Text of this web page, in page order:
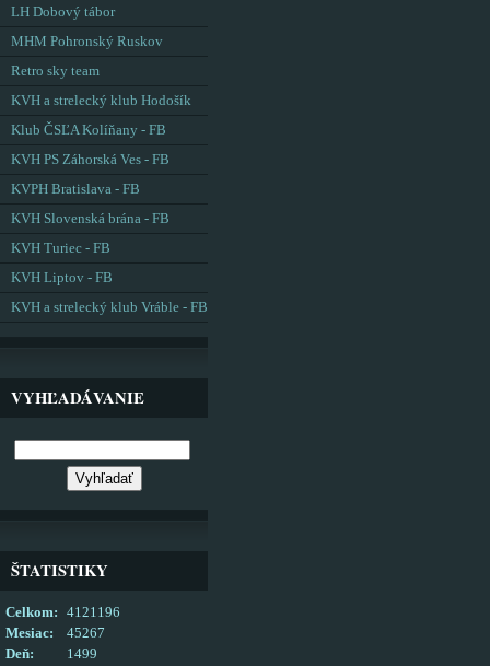
LH Dobový tábor
MHM Pohronský Ruskov
Retro sky team
KVH a strelecký klub Hodošík
Klub ČSĽA Kolíňany - FB
KVH PS Záhorská Ves - FB
KVPH Bratislava - FB
KVH Slovenská brána - FB
KVH Turiec - FB
KVH Liptov - FB
KVH a strelecký klub Vráble - FB
VYHĽADÁVANIE
ŠTATISTIKY
Celkom:
4121196
Mesiac:
45267
Deň:
1499